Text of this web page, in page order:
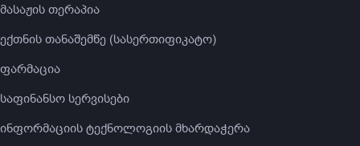
მასაჟის თერაპია
ექთნის თანაშემწე (სასერთიფიკატო)
ფარმაცია
საფინანსო სერვისები
ინფორმაციის ტექნოლოგიის მხარდაჭერა